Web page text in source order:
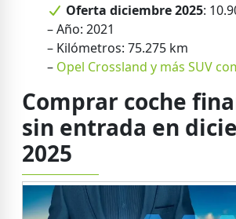
Oferta diciembre 2025:
– Año: 2021
– Kilómetros: 75.275 km
– Opel Crossland y más SUV
Comprar coche
sin entrada en
2025